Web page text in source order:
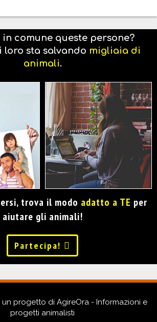
in comune queste persone?
loro sta salvando migliaia di
animali.
trova il modo adatto a TE per
aiutare gli animali!
Partecipa!
un progetto di AgireOra - Informazioni e
progetti animalisti